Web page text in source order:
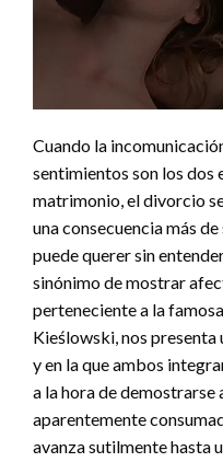
Cuando la
sentimientos son los dos
matrimonio, el divorcio
una consecuencia más
puede querer sin
sinónimo de mostrar
perteneciente a la
Kieślowski, nos
y en la que ambos
a la hora de demostrarse
aparentemente
avanza sutilmente hasta